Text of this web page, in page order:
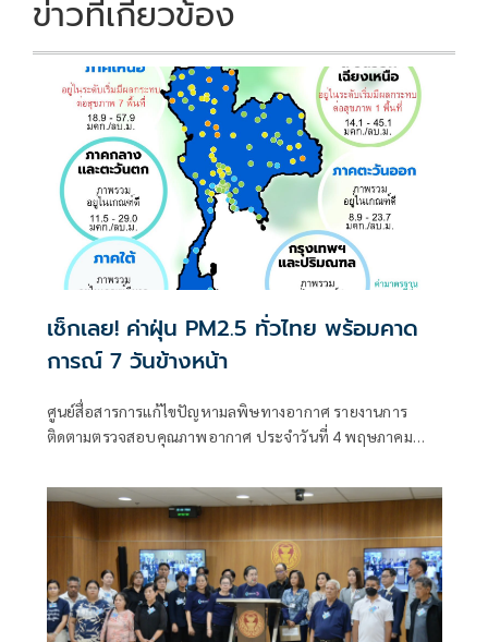
ข่าวที่เกี่ยวข้อง
เช็กเลย! ค่าฝุ่น PM2.5 ทั่วไทย พร้อมคาด
การณ์ 7 วันข้างหน้า
ศูนย์สื่อสารการแก้ไขปัญหามลพิษทางอากาศ รายงานการ
ติดตามตรวจสอบคุณภาพอากาศ ประจำวันที่ 4 พฤษภาคม